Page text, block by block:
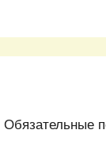
Обязательные